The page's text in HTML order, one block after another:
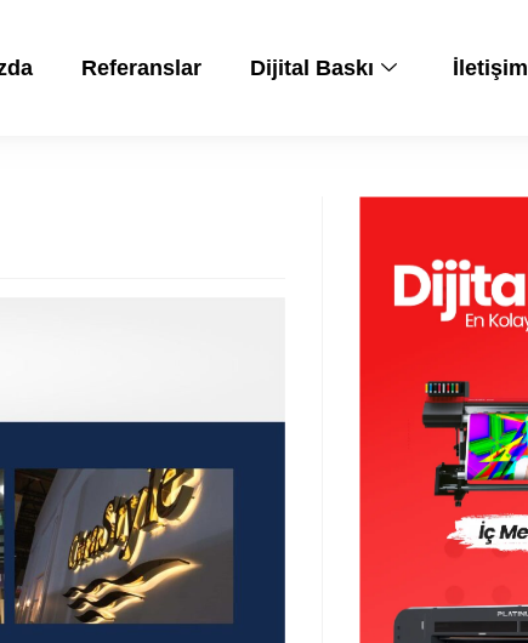
Referanslar Dijital Baskı İletişim